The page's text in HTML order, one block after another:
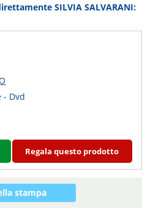
SILVIA SALVARANI:
- Dvd
Regala questo prodotto
stampa